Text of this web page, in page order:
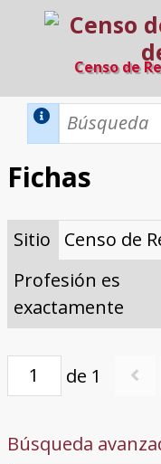
Censo de
Inicio
Directorio
Profesión
Cárceles
dinámica)
El proyecto
Razones y
El equipo
Fuentes
Fichas
Sitio
Censo de
Profesión es
exactamente
de 1
Búsqueda